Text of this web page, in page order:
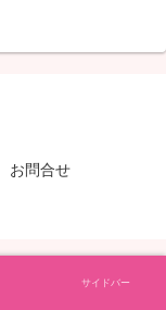
お問合せ
サイドバー